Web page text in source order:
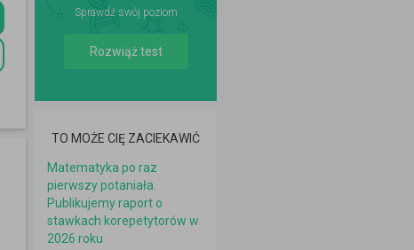
Sprawdź swój poziom
Rozwiąż test
TO MOŻE CIĘ ZACIEKAWIĆ
Matematyka po raz
pierwszy potaniała.
Publikujemy raport o
stawkach korepetytorów w
2026 roku